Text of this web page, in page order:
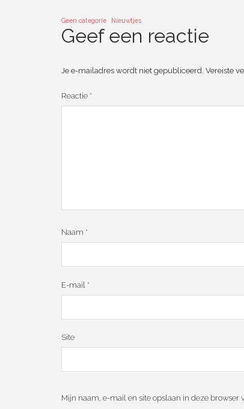
Geen categorie Nieuwtjes
Geef een reactie
Je e-mailadres wordt niet gepubliceerd. Vereiste
Reactie *
Naam *
E-mail *
Site
Mijn naam, e-mail en site opslaan in deze browser